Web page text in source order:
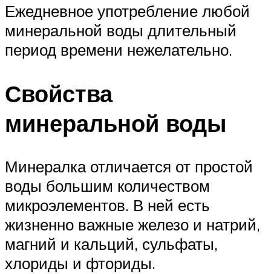
Ежедневное употребление любой
минеральной воды длительный
период времени нежелательно.
Свойства
минеральной воды
Минералка отличается от простой
воды большим количеством
микроэлементов. В ней есть
жизненно важные железо и натрий,
магний и кальций, сульфаты,
хлориды и фториды.